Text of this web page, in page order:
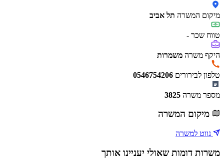
מיקום המשרה תל אביב
טווח שכר -
היקף משרה משמרות
טלפון לבירורים 0546754206
מספר משרה 3825
מיקום המשרה
נווט למשרה
משרות דומות שאולי יעניינו אותך